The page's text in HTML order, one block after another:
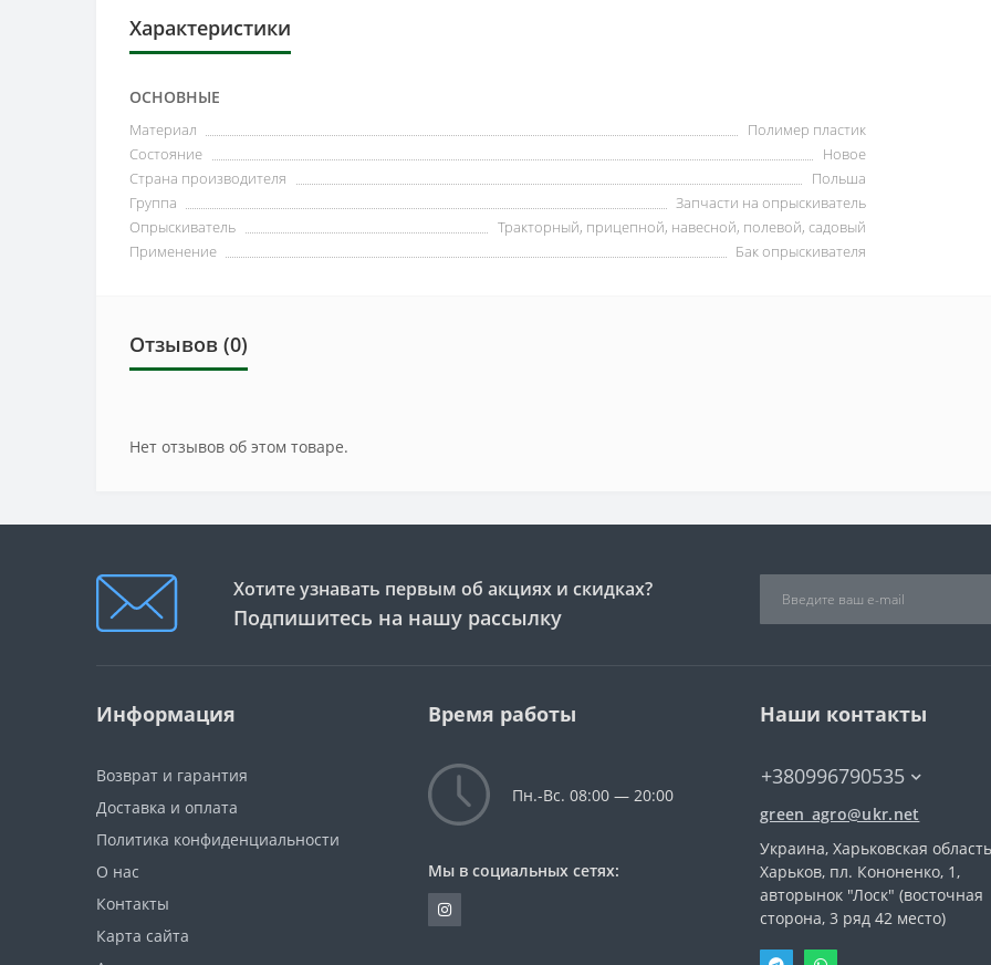
Характеристики
ОСНОВНЫЕ
Материал
Полимер пластик
Состояние
Новое
Страна производителя
Польша
Группа
Запчасти на опрыскиватель
Опрыскиватель
Тракторный, прицепной, навесной, полевой, садовый
Применение
Бак опрыскивателя
Отзывов (0)
Нет отзывов об этом товаре.
Хотите узнавать первым об акциях и скидках?
Подпишитесь на нашу рассылку
Информация
Возврат и гарантия
Доставка и оплата
Политика конфиденциальности
О нас
Контакты
Карта сайта
Время работы
Пн.-Вс. 08:00 — 20:00
Мы в социальных сетях:
Наши контакты
+380996790535
green_agro@ukr.net
Украина, Харьковская
Харьков, пл. Кононенко, 1,
авторынок "Лоск" (восточная
сторона, 3 ряд 42 место)